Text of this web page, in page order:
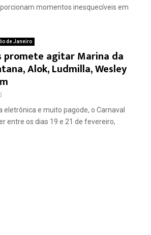
momentos inesquecíveis em
de Janeiro
promete agitar Marina da
Alok, Ludmilla, Wesley
eletrônica e muito pagode, o Carnaval
entre os dias 19 e 21 de fevereiro,